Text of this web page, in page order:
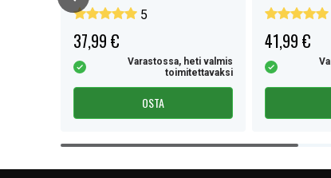
5
37,99 €
Varastossa, heti valmis
toimitettavaksi
OSTA
41,99 €
Item